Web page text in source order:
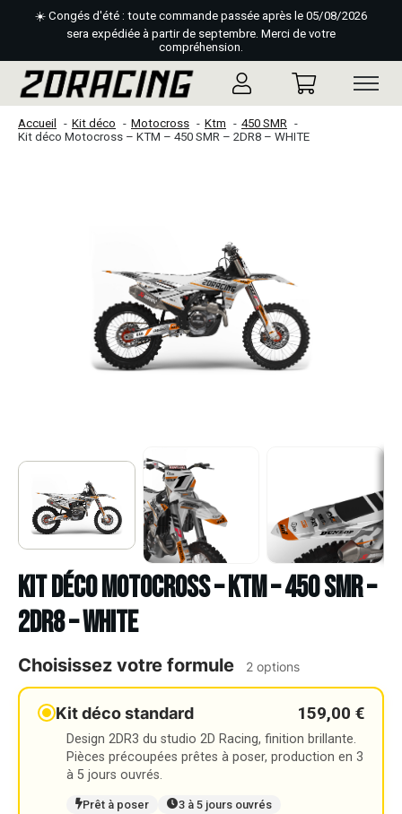
☀️ Congés d'été : toute commande passée après le 05/08/2026
sera expédiée à partir de septembre. Merci de votre
compréhension.
Accueil Kit déco Motocross Ktm
450 SMR
Kit déco Motocross – KTM – 450 SMR – 2DR8 – WHITE
Kit déco Motocross – KTM – 450 SMR –
2DR8 – WHITE
Choisissez votre formule 2 options
Kit déco standard 159,00 €
Design 2DR3 du studio 2D Racing, finition brillante.
Pièces précoupées prêtes à poser, production en 3
à 5 jours ouvrés.
Prêt à poser
3 à 5 jours ouvrés